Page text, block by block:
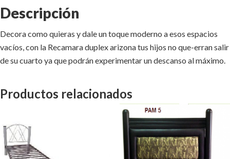
Descripción
Decora como quieras y dale un toque moderno a esos espacios
vacíos, con la Recamara duplex arizona tus hijos no que-erran salir
de su cuarto ya que podrán experimentar un descanso al máximo.
Productos relacionados